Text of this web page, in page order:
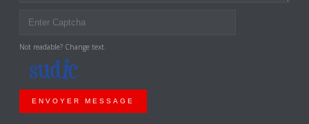
Not readable? Change text.
ENVOYER MESSAGE